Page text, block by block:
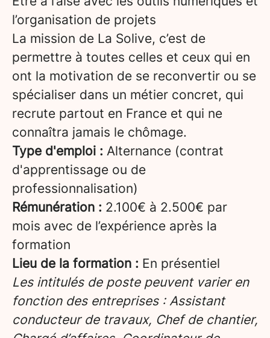
l’organisation de projets
La mission de La Solive, c’est de
permettre à toutes celles et ceux qui en
ont la motivation de se reconvertir ou se
spécialiser dans un métier concret, qui
recrute partout en France et qui ne
connaîtra jamais le chômage.
Type d'emploi : Alternance (contrat
d'apprentissage ou de
professionnalisation)
Rémunération : 2.100€ à 2.500€ par
mois avec de l’expérience après la
formation
Lieu de la formation : En présentiel
Les intitulés de poste peuvent varier en
fonction des entreprises : Assistant
conducteur de travaux, Chef de chantier,